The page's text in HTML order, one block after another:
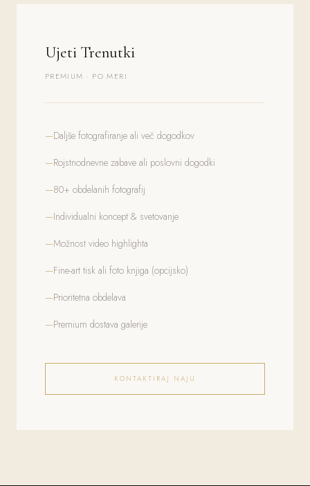
Ujeti Trenutki
PREMIUM · PO MERI
Daljše fotografiranje ali več dogodkov
Rojstnodnevne zabave ali poslovni dogodki
80+ obdelanih fotografij
Individualni koncept & svetovanje
Možnost video highlighta
Fine-art tisk ali foto knjiga (opcijsko)
Prioritetna obdelava
Premium dostava galerije
KONTAKTIRAJ NAJU